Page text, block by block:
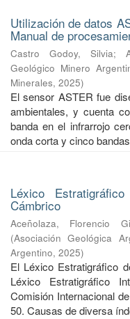
Utilización de datos
Manual de
Castro Godoy, Silvia;
Geológico Minero
Minerales, 2025)
El sensor ASTER fue
ambientales, y cuenta
banda en el infrarrojo
onda corta y cinco
Léxico
Cámbrico
Aceñolaza, Florencio
(Asociación Geológica
Argentino, 2025)
El Léxico Estratigráfico
Léxico Estratigráfico
Comisión Internacional
50. Causas de diversa